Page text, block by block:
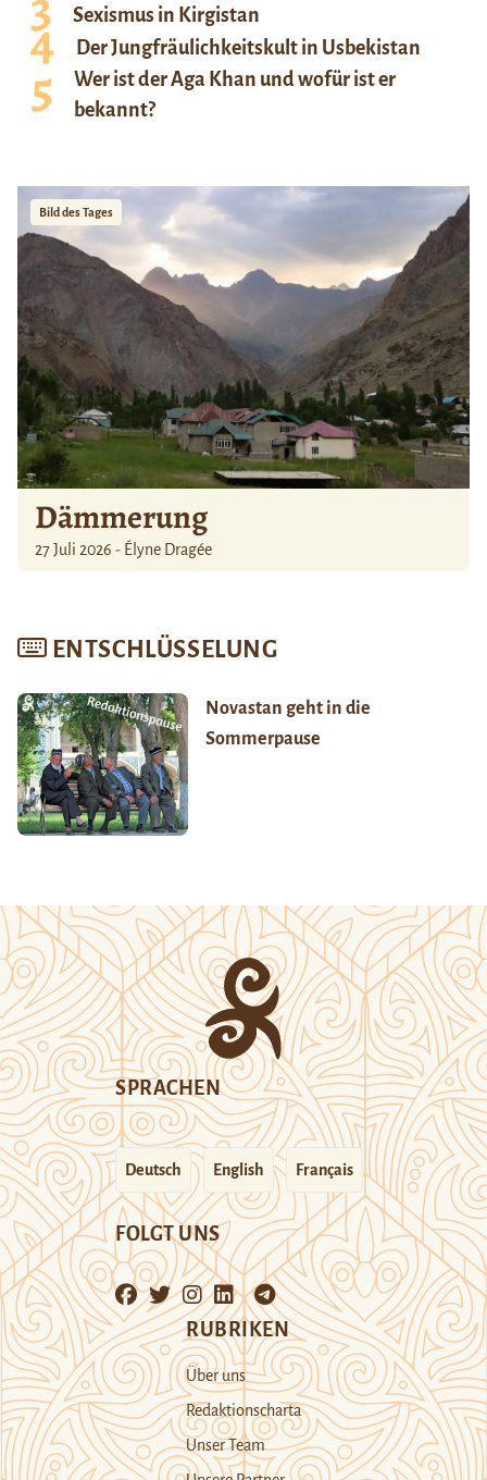
Sexismus in Kirgistan
Der Jungfräulichkeitskult in Usbekistan
Wer ist der Aga Khan und wofür ist er
bekannt?
Bild des Tages
Dämmerung
27 Juli 2026 - Élyne Dragée
ENTSCHLÜSSELUNG
Novastan geht in die
Sommerpause
SPRACHEN
Deutsch English Français
FOLGT UNS
RUBRIKEN
Über uns
Redaktionscharta
Unser Team